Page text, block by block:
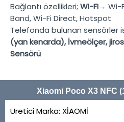
Bağlantı özellikleri; WI-FI→ Wi-
Band, Wi-Fi Direct, Hotspot
Telefonda bulunan sensörler
(yan kenarda), İvmeölçer,
Sensörü
Xiaomi Poco X3 NFC
Üretici Marka: XİAOMİ